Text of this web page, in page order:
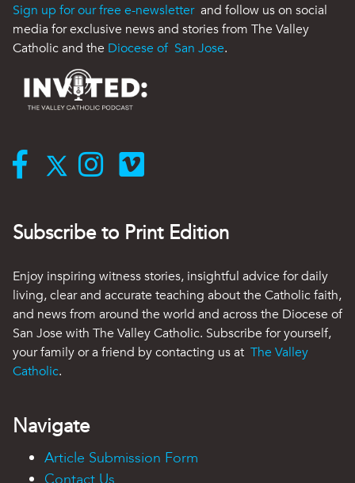
Sign up for our free e-newsletter and follow us on social
media for exclusive news and stories from The Valley
Catholic and the Diocese of San Jose.
Subscribe to Print Edition
Enjoy inspiring witness stories, insightful advice for daily
living, clear and accurate teaching about the Catholic faith,
and news from around the world and across the Diocese of
San Jose with The Valley Catholic. Subscribe for yourself,
your family or a friend by contacting us at The Valley
Catholic.
Navigate
Article Submission Form